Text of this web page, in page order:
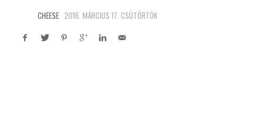
CHEESE 2016. MÁRCIUS 17. CSÜTÖRTÖK